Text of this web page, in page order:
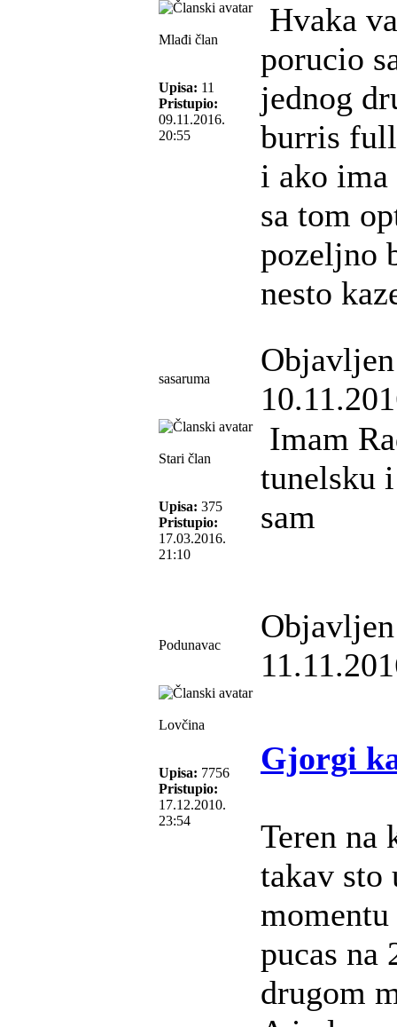
Mlađi član
Upisa: 11
Pristupio:
09.11.2016.
20:55
Hvaka
porucio
jednog
burris
i ako ima
sa tom
pozeljno
nesto
sasaruma
Objavljen
Stari član
Upisa: 375
Pristupio:
17.03.2016.
21:10
Imam
tunelsku
sam
Podunavac
Objavljen
Lovčina
Upisa: 7756
Pristupio:
17.12.2010.
23:54
Gjorgi
Teren na
takav sto
momentu
pucas na
drugom